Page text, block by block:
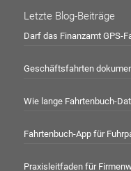
Letzte Blog-Beiträge
Darf das Finanzamt GPS-
Geschäftsfahrten
Wie lange Fahrtenbuch-
Fahrtenbuch-App für
Praxisleitfaden für